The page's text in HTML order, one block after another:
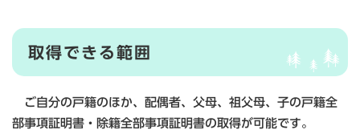
取得できる範囲
ご自分の戸籍のほか、配偶者、父母、祖父母、子の戸籍全
部事項証明書・除籍全部事項証明書の取得が可能です。